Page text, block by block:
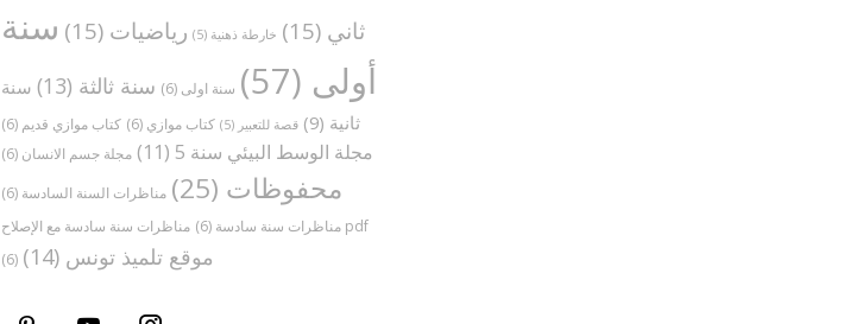
ثاني (15) خارطة ذهنية (5) رياضيات (15)
سنة
أولى (57) سنة اولى (6) سنة ثالثة (13)
سنة
ثانية (9) قصة للتعبير (5) كتاب موازي (6) كتاب موازي قديم (6)
مجلة الوسط البيئي سنة 5 (11) مجلة جسم الانسان (6)
محفوظات (25) مناظرات السنة السادسة (6)
مناظرات سنة سادسة (6)
مناظرات سنة سادسة مع الإصلاح pdf
(6)
موقع تلميذ تونس (14)